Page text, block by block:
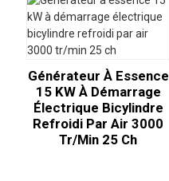
Générateur À Essence
15 KW À Démarrage
Électrique Bicylindre
Refroidi Par Air 3000
Tr/min 25 Ch